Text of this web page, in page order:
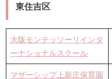
東住吉区
大阪モンテッソーリインタ
ーナショナルスクール
マザーシップ上新庄保育園